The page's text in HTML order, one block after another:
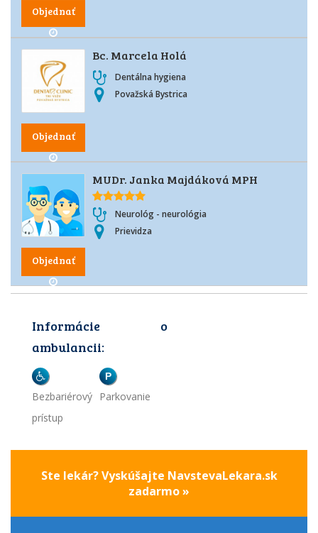
Objednať
Objednať
Bc. Marcela Holá
Dentálna hygiena
Považská Bystrica
Objednať
MUDr. Janka Majdáková MPH
Neurológ - neurológia
Prievidza
Informácie o
ambulancii:
Bezbariérový
prístup
P
Parkovanie
Ste lekár? Vyskúšajte NavstevaLekara.sk
zadarmo »